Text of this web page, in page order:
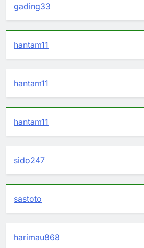
gading33
hantam11
hantam11
hantam11
sido247
sastoto
harimau868